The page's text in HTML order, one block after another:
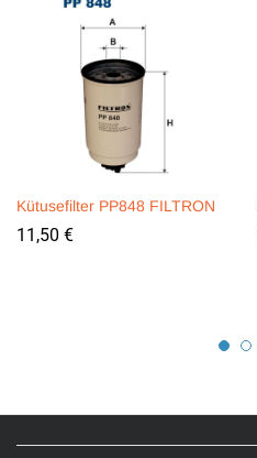
Kütusefilter PP848 FILTRON
11,50 €